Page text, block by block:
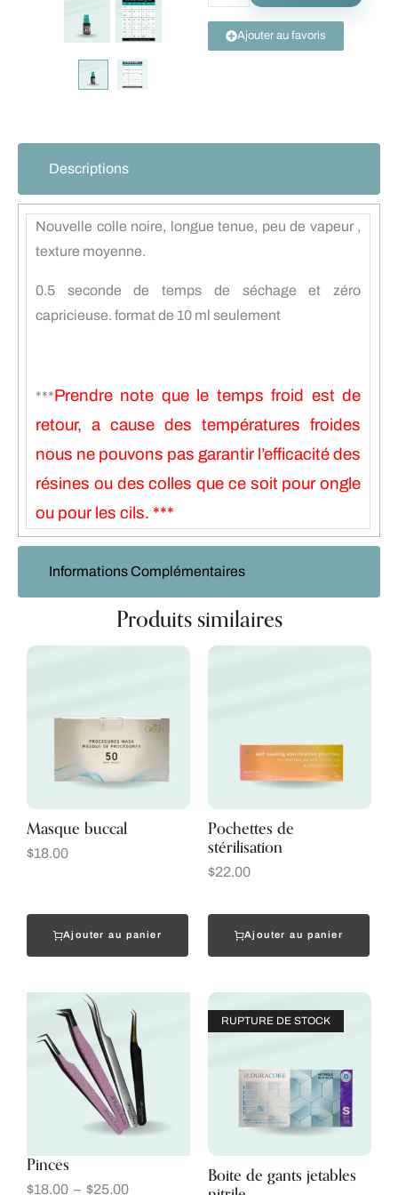
Ajouter au favoris
Descriptions
Informations Complémentaires
Nouvelle colle noire, longue tenue, peu de vapeur ,
texture moyenne.
0.5 seconde de temps de séchage et zéro
capricieuse. format de 10 ml seulement
***Prendre note que le temps froid est de
retour, a cause des températures froides
nous ne pouvons pas garantir l’efficacité des
résines ou des colles que ce soit pour ongle
ou pour les cils. ***
Produits similaires
Masque buccal
$18.00
Ajouter au panier
Pochettes de
stérilisation
$22.00
Ajouter au panier
Pinces
$18.00 – $25.00
RUPTURE DE STOCK
Boite de gants jetables